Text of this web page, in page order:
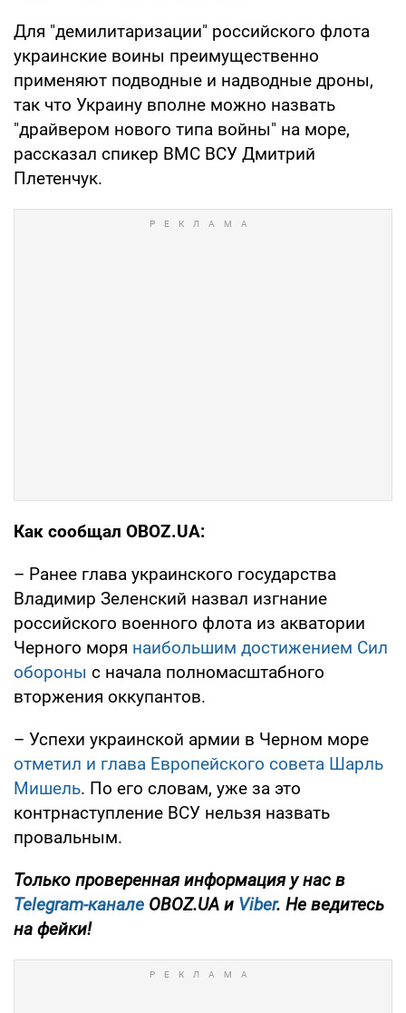
Для "демилитаризации" российского флота
украинские воины преимущественно
применяют подводные и надводные дроны,
так что Украину вполне можно назвать
"драйвером нового типа войны" на море,
рассказал спикер ВМС ВСУ Дмитрий
Плетенчук.
Как сообщал OBOZ.UA:
– Ранее глава украинского государства
Владимир Зеленский назвал изгнание
российского военного флота из акватории
Черного моря наибольшим достижением Сил
обороны с начала полномасштабного
вторжения оккупантов.
– Успехи украинской армии в Черном море
отметил и глава Европейского совета Шарль
Мишель. По его словам, уже за это
контрнаступление ВСУ нельзя назвать
провальным.
Только проверенная информация у нас в
Telegram-канале OBOZ.UA и Viber. Не ведитесь
на фейки!